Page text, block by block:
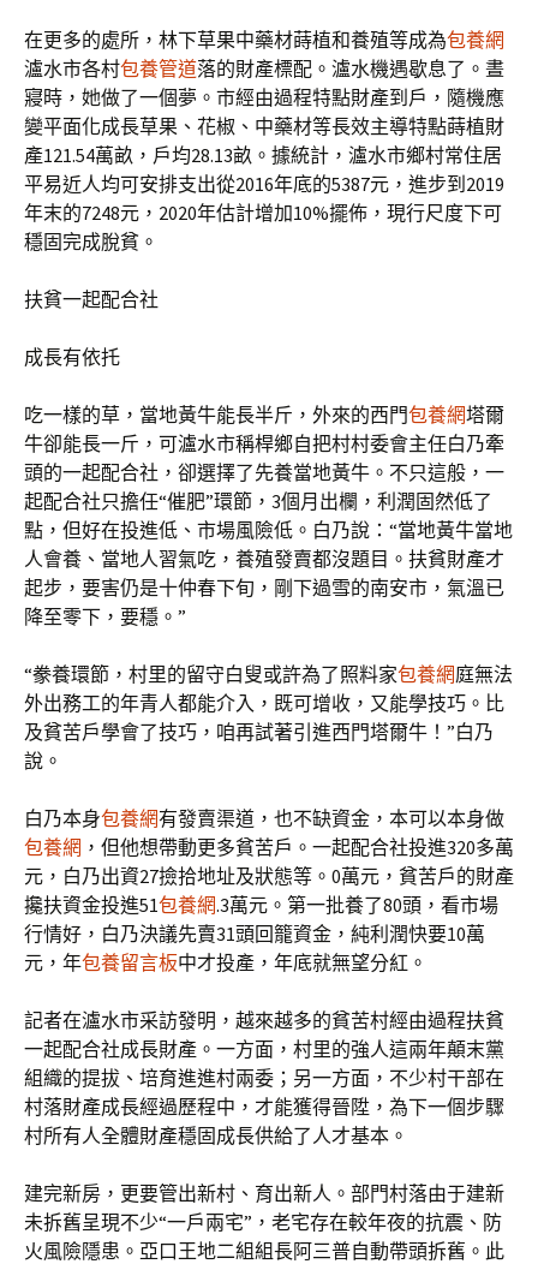
在更多的處所，林下草果中藥材蒔植和養殖等成為包養網
瀘水市各村包養管道落的財產標配。瀘水機遇歇息了。晝
寢時，她做了一個夢。市經由過程特點財產到戶，隨機應
變平面化成長草果、花椒、中藥材等長效主導特點蒔植財
產121.54萬畝，戶均28.13畝。據統計，瀘水市鄉村常住居
平易近人均可安排支出從2016年底的5387元，進步到2019
年末的7248元，2020年估計增加10%擺佈，現行尺度下可
穩固完成脫貧。
扶貧一起配合社
成長有依托
吃一樣的草，當地黃牛能長半斤，外來的西門包養網塔爾
牛卻能長一斤，可瀘水市稱桿鄉自把村村委會主任白乃牽
頭的一起配合社，卻選擇了先養當地黃牛。不只這般，一
起配合社只擔任“催肥”環節，3個月出欄，利潤固然低了
點，但好在投進低、市場風險低。白乃說：“當地黃牛當地
人會養、當地人習氣吃，養殖發賣都沒題目。扶貧財產才
起步，要害仍是十仲春下旬，剛下過雪的南安市，氣溫已
降至零下，要穩。”
“豢養環節，村里的留守白叟或許為了照料家包養網庭無法
外出務工的年青人都能介入，既可增收，又能學技巧。比
及貧苦戶學會了技巧，咱再試著引進西門塔爾牛！”白乃
說。
白乃本身包養網有發賣渠道，也不缺資金，本可以本身做
包養網 ，但他想帶動更多貧苦戶。一起配合社投進320多萬
元，白乃出資27撿拾地址及狀態等。0萬元，貧苦戶的財產
攙扶資金投進51包養網.3萬元。第一批養了80頭，看市場
行情好，白乃決議先賣31頭回籠資金，純利潤快要10萬
元，年包養留言板中才投產，年底就無望分紅。
記者在瀘水市采訪發明，越來越多的貧苦村經由過程扶貧
一起配合社成長財產。一方面，村里的強人這兩年顛末黨
組織的提拔、培育進進村兩委；另一方面，不少村干部在
村落財產成長經過歷程中，才能獲得晉陞，為下一個步驟
村所有人全體財產穩固成長供給了人才基本。
建完新房，更要管出新村、育出新人。部門村落由于建新
未拆舊呈現不少“一戶兩宅”，老宅存在較年夜的抗震、防
火風險隱患。亞口王地二組組長阿三普自動帶頭拆舊。此